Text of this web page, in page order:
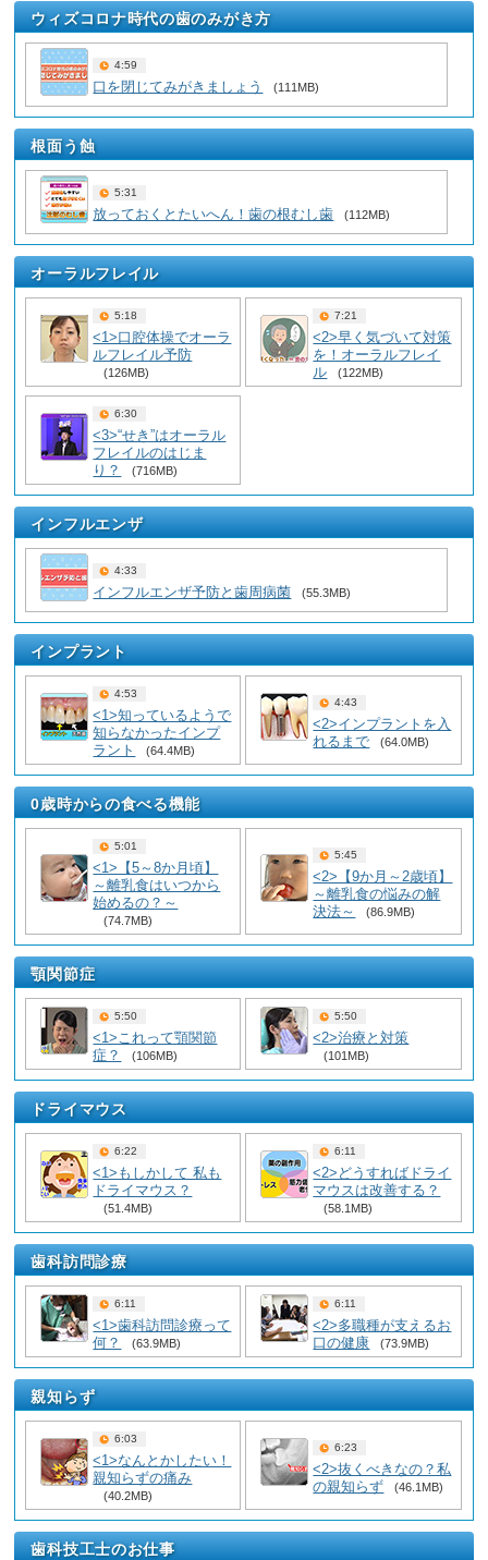
ウィズコロナ時代の歯のみがき方
4:59
口を閉じてみがきましょう (111MB)
根面う蝕
5:31
放っておくとたいへん！歯の根むし歯 (112MB)
オーラルフレイル
5:18
<1>口腔体操でオーラ
ルフレイル予防
(126MB)
7:21
<2>早く気づいて対策
を！オーラルフレイ
ル
(122MB)
6:30
<3>“せき”はオーラル
フレイルのはじま
り？
(716MB)
インフルエンザ
4:33
インフルエンザ予防と歯周病菌 (55.3MB)
インプラント
4:53
<1>知っているようで
知らなかったインプ
ラント
(64.4MB)
4:43
<2>インプラントを入
れるまで
(64.0MB)
0歳時からの食べる機能
5:01
<1>【5～8か月頃】
～離乳食はいつから
始めるの？～
(74.7MB)
5:45
<2>【9か月～2歳頃】
～離乳食の悩みの解
決法～
(86.9MB)
顎関節症
5:50
<1>これって顎関節
症？
(106MB)
5:50
<2>治療と対策
(101MB)
ドライマウス
6:22
<1>もしかして 私も
ドライマウス？
(51.4MB)
6:11
<2>どうすればドライ
マウスは改善する？
(58.1MB)
歯科訪問診療
6:11
<1>歯科訪問診療って
何？
(63.9MB)
6:11
<2>多職種が支えるお
口の健康
(73.9MB)
親知らず
6:03
<1>なんとかしたい！
親知らずの痛み
(40.2MB)
6:23
<2>抜くべきなの？私
の親知らず
(46.1MB)
歯科技工士のお仕事